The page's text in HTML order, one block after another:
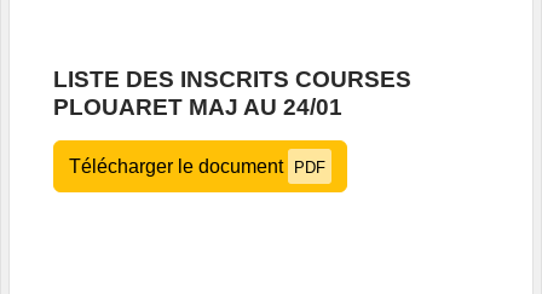
LISTE DES INSCRITS COURSES
PLOUARET MAJ AU 24/01
Télécharger le document PDF